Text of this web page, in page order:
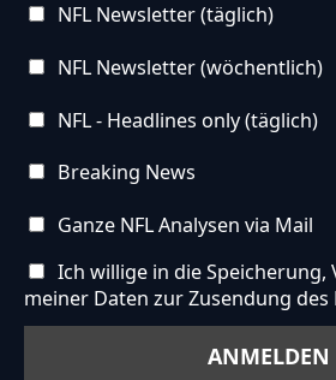
NFL Newsletter (täglich)
NFL Newsletter (wöchentlich)
NFL - Headlines only (täglich)
Breaking News
Ganze NFL Analysen via Mail
Ich willige in die Speicherung,
meiner Daten zur Zusendung des